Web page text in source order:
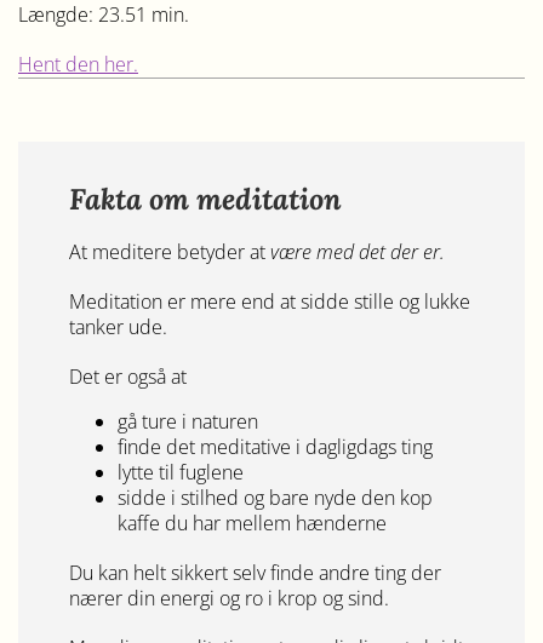
Længde: 23.51 min.
Hent den her.
Fakta om meditation
At meditere betyder atvære med det der er.
Meditation er mere end at sidde stille og lukke
tanker ude.
Det er også at
gå ture i naturen
finde det meditative i dagligdags ting
lytte til fuglene
sidde i stilhed og bare nyde den kop
kaffe du har mellem hænderne
Du kan helt sikkert selv finde andre ting der
nærer din energi og ro i krop og sind.